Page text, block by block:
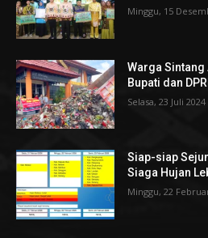
Minggu, 15
Warga Sintang
Bupati dan
Selasa, 23 Juli
Siap-siap
Siaga Hujan
Minggu, 22